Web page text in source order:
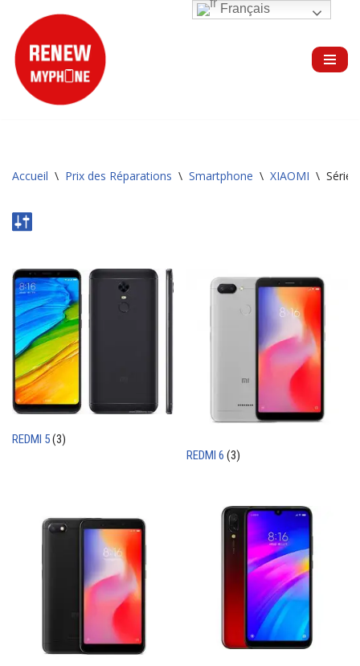
Aller
au
contenu
Accueil \ Prix des Réparations \ Smartphone \ XIAOMI \ Série
REDMI 5(3)
REDMI 6(3)
Français